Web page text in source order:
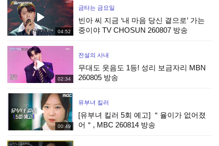
04:52
금타는 금요일
빈아 씨 지금 ‘내 마음 당신 곁으로’ 가는
중이야 TV CHOSUN 260807 방송
02:34
전설의 사내
무대도 웃음도 1등! 성리 보금자리 MBN
260805 방송
00:49
유부녀 킬러
[유부녀 킬러 5회 예고] ＂율이가 없어졌
어＂, MBC 260814 방송